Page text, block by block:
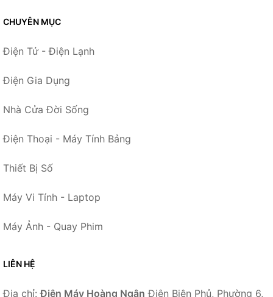
CHUYÊN MỤC
Điện Tử - Điện Lạnh
Điện Gia Dụng
Nhà Cửa Đời Sống
Điện Thoại - Máy Tính Bảng
Thiết Bị Số
Máy Vi Tính - Laptop
Máy Ảnh - Quay Phim
LIÊN HỆ
Địa chỉ:Điện Máy Hoàng Ngân Điện Biên Phủ, Phường 6,